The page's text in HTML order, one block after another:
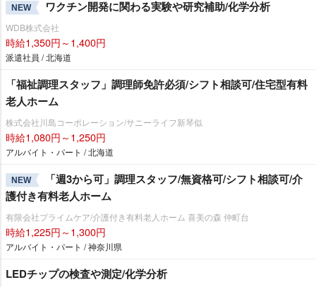
NEW ワクチン開発に関わる実験や研究補助/化学分析
WDB株式会社
時給1,350円～1,400円
派遣社員 / 北海道
「福祉調理スタッフ」調理師免許必須/シフト相談可/住宅型有料
老人ホーム
株式会社川島コーポレーション/サニーライフ新琴似
時給1,080円～1,250円
アルバイト・パート / 北海道
NEW
「週3から可」調理スタッフ/無資格可/シフト相談可/介
護付き有料老人ホーム
有限会社プライムケア/介護付き有料老人ホーム 喜美の森 仲町台
時給1,225円～1,300円
アルバイト・パート / 神奈川県
LEDチップの検査や測定/化学分析